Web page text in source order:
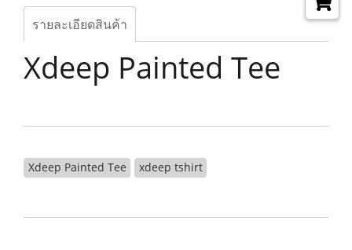
รายละเอียดสินค้า
Xdeep Painted Tee
Xdeep Painted Tee xdeep tshirt